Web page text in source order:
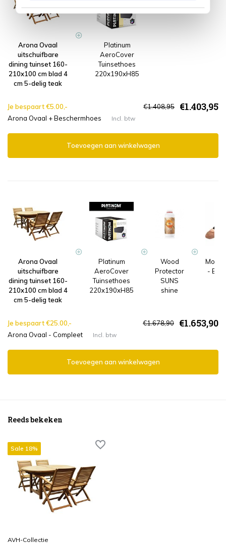
Arona Ovaal
uitschuifbare
dining tuinset 160-
210x100 cm blad 4
cm 5-delig teak
Platinum
AeroCover
Tuinsethoes
220x190xH85
Je bespaart €5.00,- €1.408,95 €1.403,95
Arona Ovaal + Beschermhoes Incl. btw
Toevoegen aan winkelwagen
Arona Ovaal
uitschuifbare
dining tuinset 160-
210x100 cm blad 4
cm 5-delig teak
Platinum
AeroCover
Tuinsethoes
220x190xH85
Wood
Protector
SUNS
shine
-
Je bespaart €25.00,- €1.678,90 €1.653,90
Arona Ovaal - Compleet Incl. btw
Toevoegen aan winkelwagen
Reeds bekeken
Sale 18%
AVH-Collectie